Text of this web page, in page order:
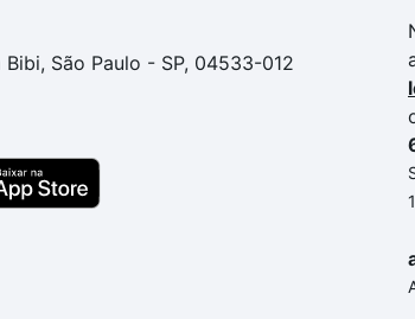
São Paulo - SP, 04533-012